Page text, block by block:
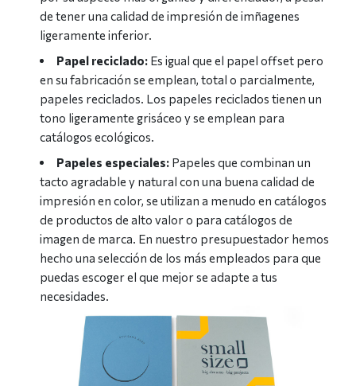
de tener una calidad de impresión de imñagenes
ligeramente inferior.
Papel reciclado: Es igual que el papel offset pero
en su fabricación se emplean, total o parcialmente,
papeles reciclados. Los papeles reciclados tienen un
tono ligeramente grisáceo y se emplean para
catálogos ecológicos.
Papeles especiales: Papeles que combinan un
tacto agradable y natural con una buena calidad de
impresión en color, se utilizan a menudo en catálogos
de productos de alto valor o para catálogos de
imagen de marca. En nuestro presupuestador hemos
hecho una selección de los más empleados para que
puedas escoger el que mejor se adapte a tus
necesidades.